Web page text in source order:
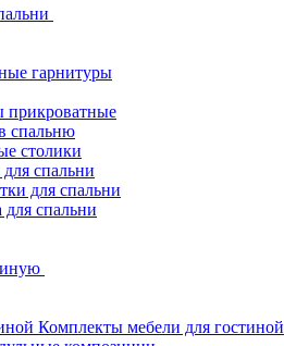
гарнитуры
прикроватные
спальню
столики
спальни
для спальни
для спальни
Комплекты мебели для гостиной